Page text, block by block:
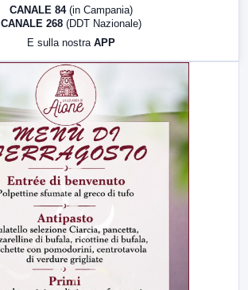
CANALE 84 (in Campania)
CANALE 268 (DDT Nazionale)
E sulla nostra APP